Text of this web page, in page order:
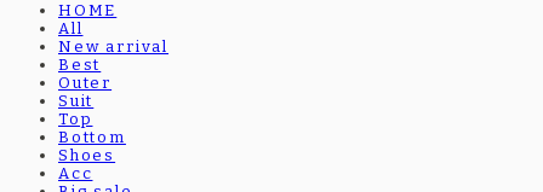
HOME
All
New arrival
Best
Outer
Suit
Top
Bottom
Shoes
Acc